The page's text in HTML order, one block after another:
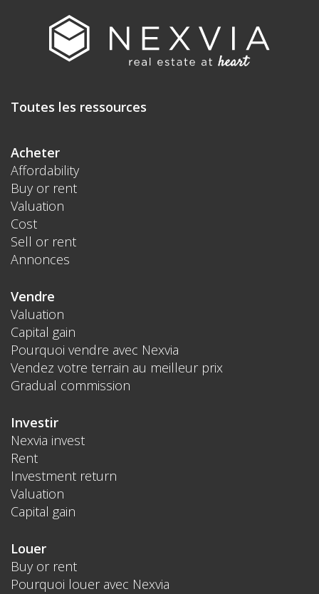
Toutes les ressources
Acheter
Affordability
Buy or rent
Valuation
Cost
Sell or rent
Annonces
Vendre
Valuation
Capital gain
Pourquoi vendre avec Nexvia
Vendez votre terrain au meilleur prix
Gradual commission
Investir
Nexvia invest
Rent
Investment return
Valuation
Capital gain
Louer
Buy or rent
Pourquoi louer avec Nexvia